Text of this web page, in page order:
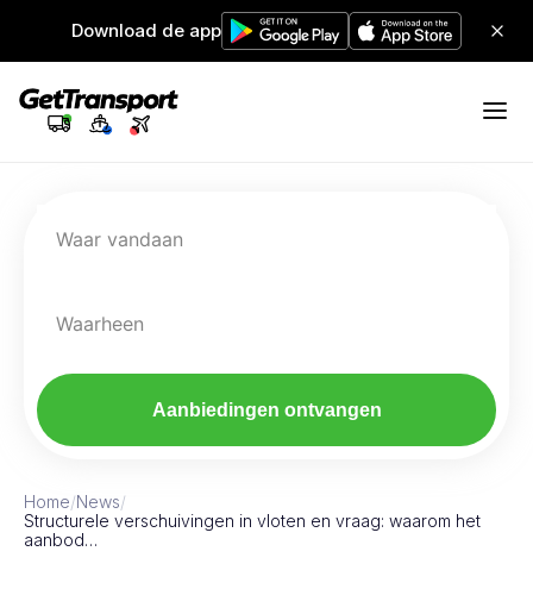
Download de app
Waar vandaan
Waarheen
Aanbiedingen ontvangen
Home/News/
Structurele verschuivingen in vloten en vraag: waarom het
aanbod…